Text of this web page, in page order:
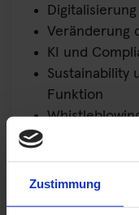
Zustimmung
Digitalisierung
Veränderung
KI und
Sustainability
Funktion
Compliance